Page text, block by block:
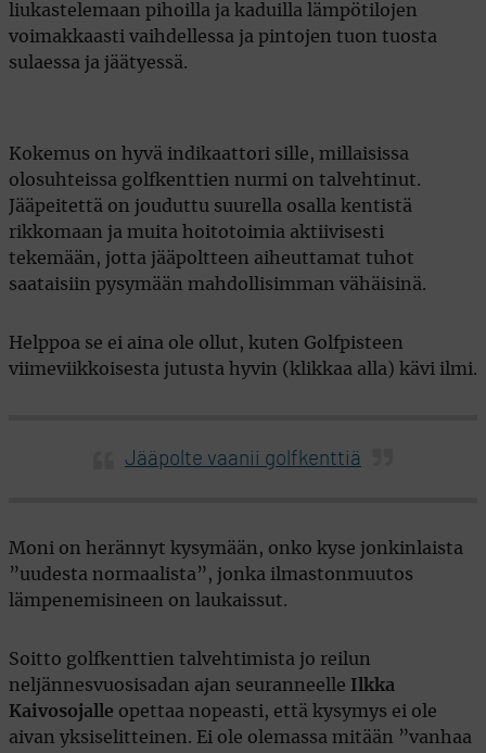
liukastelemaan pihoilla ja kaduilla lämpötilojen
voimakkaasti vaihdellessa ja pintojen tuon tuosta
sulaessa ja jäätyessä.
Kokemus on hyvä indikaattori sille, millaisissa
olosuhteissa golfkenttien nurmi on talvehtinut.
Jääpeitettä on jouduttu suurella osalla kentistä
rikkomaan ja muita hoitotoimia aktiivisesti
tekemään, jotta jääpoltteen aiheuttamat tuhot
saataisiin pysymään mahdollisimman vähäisinä.
Helppoa se ei aina ole ollut, kuten Golfpisteen
viimeviikkoisesta jutusta hyvin (klikkaa alla) kävi ilmi.
Jääpolte vaanii golfkenttiä
Moni on herännyt kysymään, onko kyse jonkinlaista
”uudesta normaalista”, jonka ilmastonmuutos
lämpenemisineen on laukaissut.
Soitto golfkenttien talvehtimista jo reilun
neljännesvuosisadan ajan seuranneelle Ilkka
Kaivosojalle opettaa nopeasti, että kysymys ei ole
aivan yksiselitteinen. Ei ole olemassa mitään ”vanhaa